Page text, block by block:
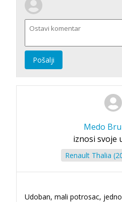
Pošalji
Medo
iznosi svoje
Renault Thalia
Udoban, mali potrosac,